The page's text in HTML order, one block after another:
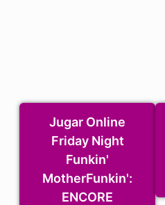
Jugar Online
Friday Night
Funkin'
MotherFunkin':
ENCORE